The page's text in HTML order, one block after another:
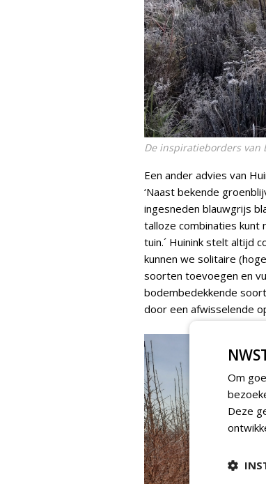
De inspiratieborders van
Een ander advies van
‘Naast bekende
ingesneden blauwgrijs
talloze combinaties kunt
tuin.´ Huinink stelt altijd
kunnen we solitaire
soorten toevoegen en
bodembedekkende
door een afwisselende
Om
Deze